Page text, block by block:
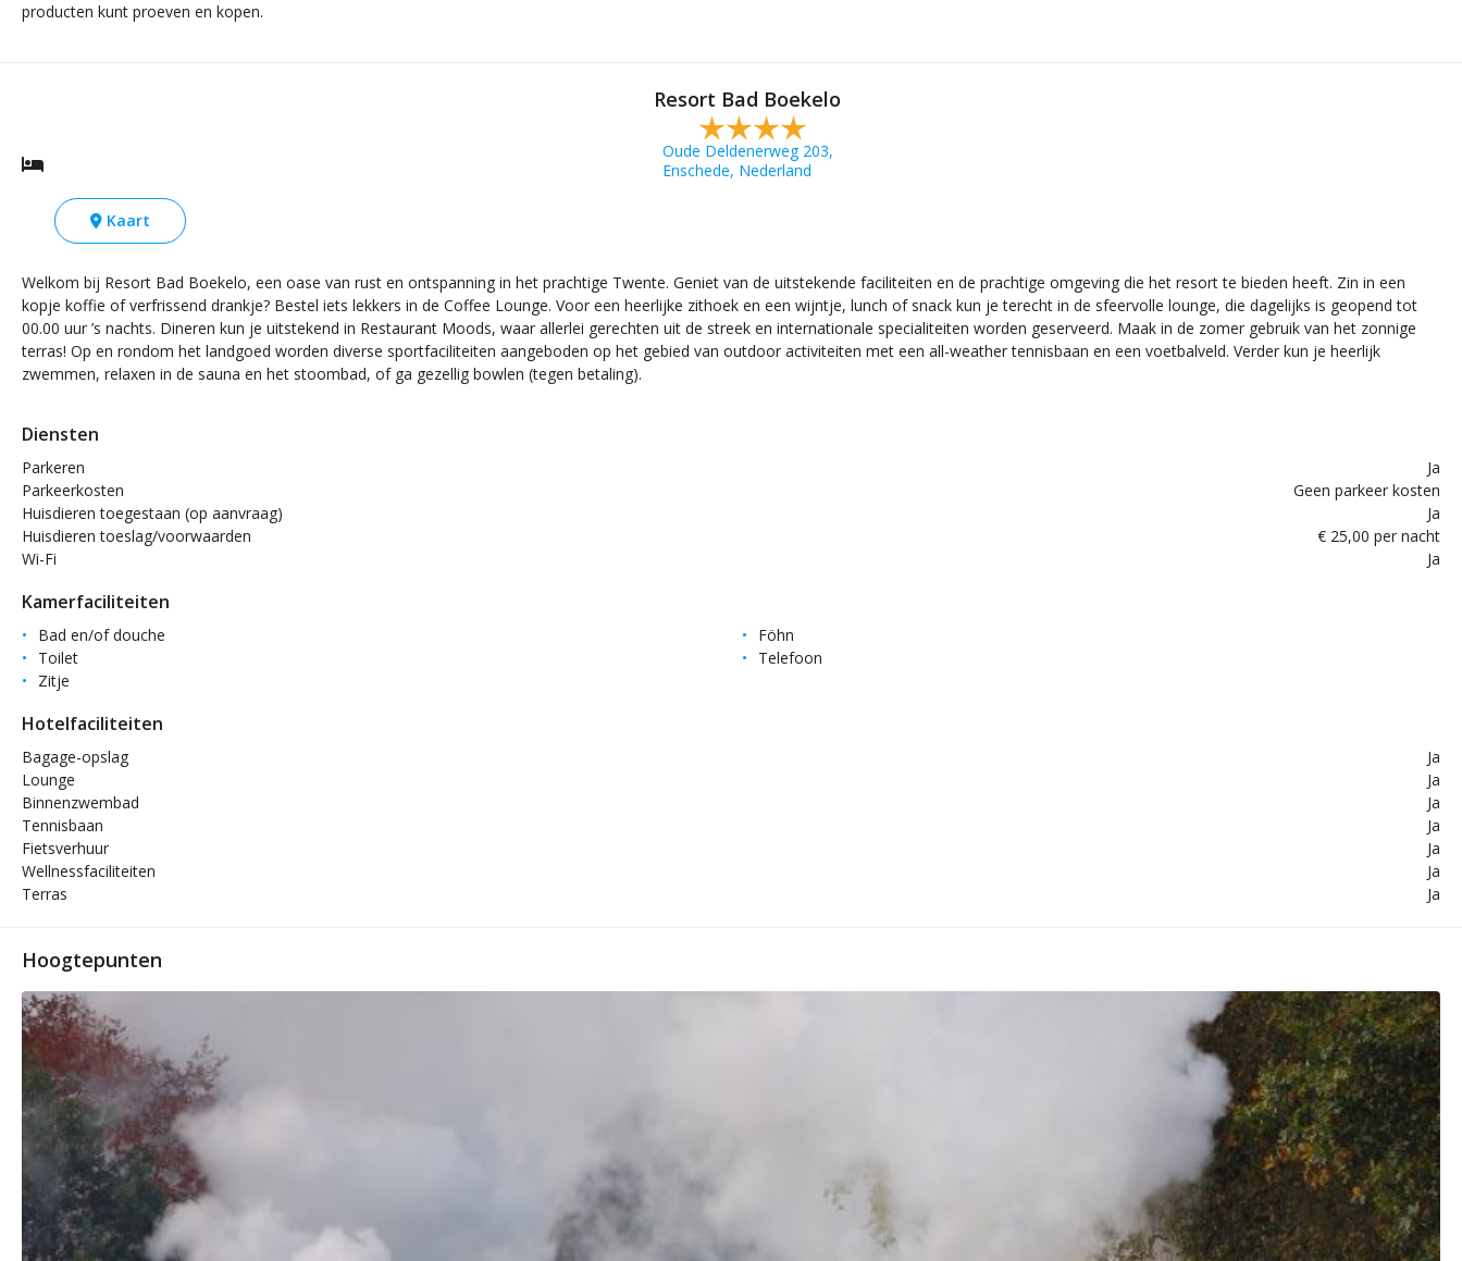
producten kunt proeven en kopen.
Resort Bad Boekelo
Oude Deldenerweg 203,
Enschede, Nederland
Kaart
Welkom bij Resort Bad Boekelo, een oase van rust en ontspanning in het prachtige Twente. Geniet van de uitstekende faciliteiten en de prachtige omgeving die het resort te bieden heeft. Zin in een
kopje koffie of verfrissend drankje? Bestel iets lekkers in de Coffee Lounge. Voor een heerlijke zithoek en een wijntje, lunch of snack kun je terecht in de sfeervolle lounge, die dagelijks is geopend tot
00.00 uur ’s nachts. Dineren kun je uitstekend in Restaurant Moods, waar allerlei gerechten uit de streek en internationale specialiteiten worden geserveerd. Maak in de zomer gebruik van het zonnige
terras! Op en rondom het landgoed worden diverse sportfaciliteiten aangeboden op het gebied van outdoor activiteiten met een all-weather tennisbaan en een voetbalveld. Verder kun je heerlijk
zwemmen, relaxen in de sauna en het stoombad, of ga gezellig bowlen (tegen betaling).
Diensten
Parkeren
Ja
Parkeerkosten
Geen parkeer kosten
Huisdieren toegestaan (op aanvraag)
Ja
Huisdieren toeslag/voorwaarden
€ 25,00 per nacht
Wi-Fi
Ja
Kamerfaciliteiten
Bad en/of douche
Föhn
Toilet
Telefoon
Zitje
Hotelfaciliteiten
Bagage-opslag
Ja
Lounge
Ja
Binnenzwembad
Ja
Tennisbaan
Ja
Fietsverhuur
Ja
Wellnessfaciliteiten
Ja
Terras
Ja
Hoogtepunten